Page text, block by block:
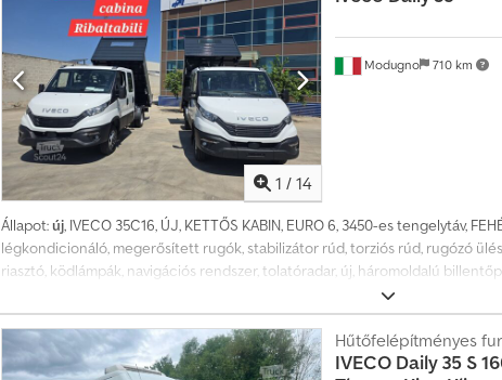
1 / 14
Modugno 710 km
Állapot:új, IVECO 35C16, ÚJ, KETTŐS KABIN, EURO 6, 3450-es tengelytáv,
légkondicionáló, megerősített rugók, stabilizátor rúd, torziós rúd, rugózó
riasztó, ködlámpák, navigációs rendszer, tolatóradar, új, háromoldalú
megerősített oldalfalak TR30M ötvözetből, elöl és hátul szerelhető
Hűtőfelépítményes
IVECO Daily 35 S